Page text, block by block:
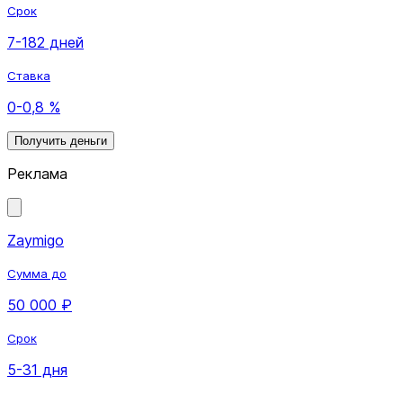
Срок
7-182 дней
Ставка
0-0,8 %
Получить деньги
Реклама
Zaymigo
Сумма до
50 000 ₽
Срок
5-31 дня